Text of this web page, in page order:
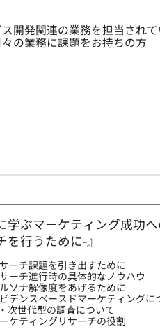
開発関連の業務を担当され
の業務に課題をお持ちの方
学ぶマーケティング成功
を行うために-』
ーチ課題を引き出すために
ーチ進行時の具体的なノウハウ
ソナ解像度をあげるために
デンスベースドマーケティングに
次世代型の調査について
ケティングリサーチの役割